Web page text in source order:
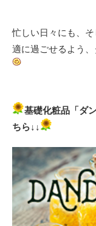
忙しい日々にも、
適に過ごせるよう
基礎化粧品「ダ
ちら↓↓